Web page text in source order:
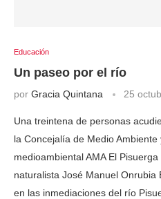
Educación
Un paseo por el río
por Gracia Quintana 25
Una treintena de personas
la Concejalía de Medio Ambiente
medioambiental AMA El
naturalista José Manuel Onrubia
en las inmediaciones del río